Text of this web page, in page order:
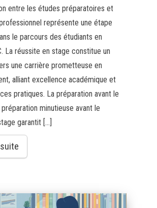
entre les études préparatoires et
représente une étape
le parcours des étudiants en
La réussite en stage constitue un
une carrière prometteuse en
alliant excellence académique et
pratiques. La préparation avant le
minutieuse avant le
garantit […]